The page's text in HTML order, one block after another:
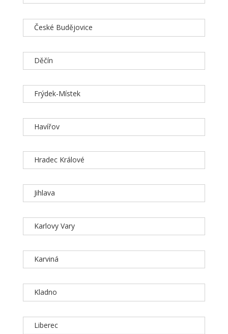
České Budějovice
Děčín
Frýdek-Místek
Havířov
Hradec Králové
Jihlava
Karlovy Vary
Karviná
Kladno
Liberec